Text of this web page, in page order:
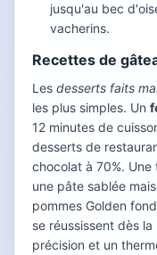
jusqu'au bec
vacherins.
Recettes de
Les desserts faits
les plus simples. Un
12 minutes de
desserts de
chocolat à 70%.
une pâte sablée
pommes Golden
se réussissent dès
précision et un